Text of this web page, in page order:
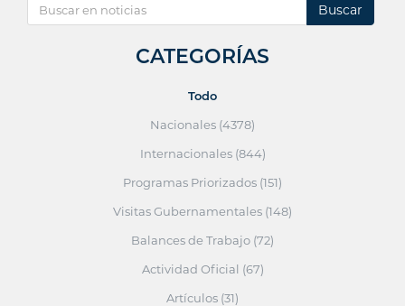
Buscar
CATEGORÍAS
Todo
Nacionales (4378)
Internacionales (844)
Programas Priorizados (151)
Visitas Gubernamentales (148)
Balances de Trabajo (72)
Actividad Oficial (67)
Artículos (31)